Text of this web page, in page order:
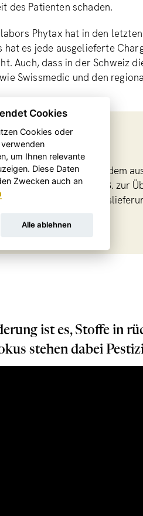
des Patienten schaden.
Phytax hat in den
es jede ausgelieferte
Auch, dass in der Schweiz
Swissmedic und den
von jedem
somit im Bedarfsfall, z.B. zur
Jahre nach dessen
ist es, Stoffe in
stehen dabei
Cookies
Cookies oder
um Ihnen relevante
Diese Daten
Zwecken auch an
Alle ablehnen